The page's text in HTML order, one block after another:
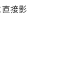
接影